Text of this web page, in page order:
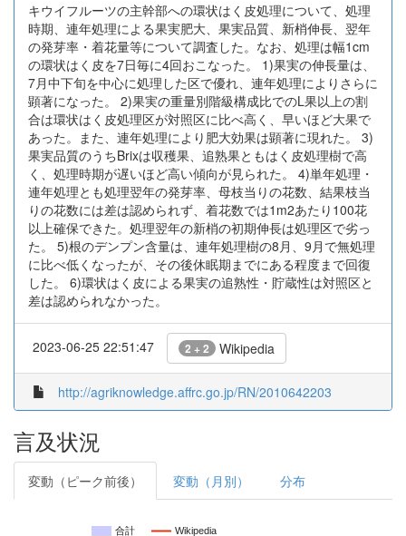
キウイフルーツの主幹部への環状はく皮処理について、処理
時期、連年処理による果実肥大、果実品質、新梢伸長、翌年
の発芽率・着花量等について調査した。なお、処理は幅1cm
の環状はく皮を7日毎に4回おこなった。 1)果実の伸長量は、
7月中下旬を中心に処理した区で優れ、連年処理によりさらに
顕著になった。 2)果実の重量別階級構成比でのL果以上の割
合は環状はく皮処理区が対照区に比べ高く、早いほど大果で
あった。また、連年処理により肥大効果は顕著に現れた。 3)
果実品質のうちBrixは収穫果、追熟果ともはく皮処理樹で高
く、処理時期が遅いほど高い傾向が見られた。 4)単年処理・
連年処理とも処理翌年の発芽率、母枝当りの花数、結果枝当
りの花数には差は認められず、着花数では1m2あたり100花
以上確保できた。処理翌年の新梢の初期伸長は処理区で劣っ
た。 5)根のデンプン含量は、連年処理樹の8月、9月で無処理
に比べ低くなったが、その後休眠期までにある程度まで回復
した。 6)環状はく皮による果実の追熟性・貯蔵性は対照区と
差は認められなかった。
2023-06-25 22:51:47 2 + 2 Wikipedia
http://agriknowledge.affrc.go.jp/RN/2010642203
言及状況
変動（ピーク前後） 変動（月別） 分布
合計 Wikipedia